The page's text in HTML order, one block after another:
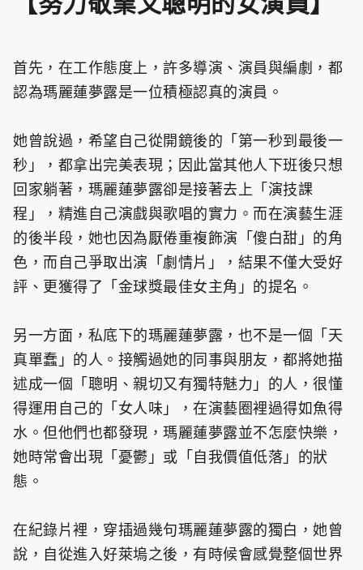
首先，在工作態度上，許多導演、演員與編劇，都
認為瑪麗蓮夢露是一位積極認真的演員。
她曾說過，希望自己從開鏡後的「第一秒到最後一
秒」，都拿出完美表現；因此當其他人下班後只想
回家躺著，瑪麗蓮夢露卻是接著去上「演技課
程」，精進自己演戲與歌唱的實力。而在演藝生涯
的後半段，她也因為厭倦重複飾演「傻白甜」的角
色，而自己爭取出演「劇情片」，結果不僅大受好
評、更獲得了「金球獎最佳女主角」的提名。
另一方面，私底下的瑪麗蓮夢露，也不是一個「天
真單蠢」的人。接觸過她的同事與朋友，都將她描
述成一個「聰明、親切又有獨特魅力」的人，很懂
得運用自己的「女人味」，在演藝圈裡過得如魚得
水。但他們也都發現，瑪麗蓮夢露並不怎麼快樂，
她時常會出現「憂鬱」或「自我價值低落」的狀
態。
在紀錄片裡，穿插過幾句瑪麗蓮夢露的獨白，她曾
說，自從進入好萊塢之後，有時候會感覺整個世界